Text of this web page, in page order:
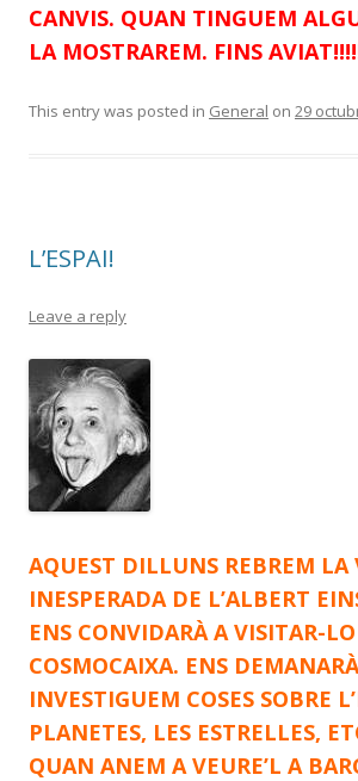
CANVIS. QUAN TINGUEM
LA MOSTRAREM. FINS
This entry was posted in General on 29
L’ESPAI!
Leave a reply
AQUEST DILLUNS REBREM LA
INESPERADA DE L’ALBERT
ENS CONVIDARÀ A VISITAR-
COSMOCAIXA. ENS
INVESTIGUEM COSES SOBRE
PLANETES, LES ESTRELLES,
QUAN ANEM A VEURE’L A